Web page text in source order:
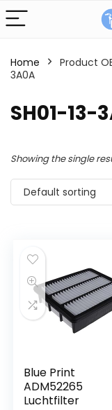
Home Product
3A0A
SH01-13-
Showing the single
Default sorting
Blue Print
ADM52265
Luchtfilter